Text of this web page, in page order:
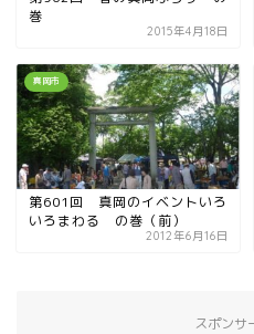
巻
2015年4月18日
真岡市
第601回 真岡のイベントいろ
いろまわる の巻（前）
2012年6月16日
スポンサ